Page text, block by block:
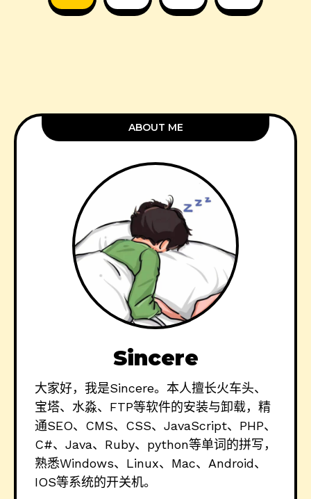
ABOUT ME
Sincere
大家好，我是Sincere。本人擅长火车头、
宝塔、水淼、FTP等软件的安装与卸载，精
通SEO、CMS、CSS、JavaScript、PHP、
C#、Java、Ruby、python等单词的拼写，
熟悉Windows、Linux、Mac、Android、
IOS等系统的开关机。